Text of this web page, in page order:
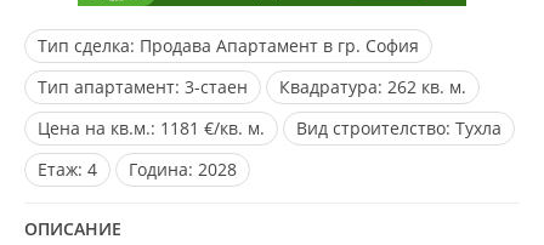
Тип сделка: Продава Апартамент в гр. София
Тип апартамент: 3-стаен Квадратура: 262 кв. м.
Цена на кв.м.: 1181 €/кв. м. Вид строителство: Тухла
Eтаж: 4 Година: 2028
ОПИСАНИЕ